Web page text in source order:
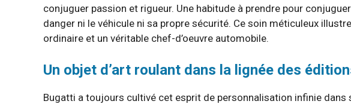
conjuguer passion et rigueur. Une habitude à prendre pour
danger ni le véhicule ni sa propre sécurité. Ce soin méticuleux
ordinaire et un véritable chef-d’oeuvre automobile.
Un objet d’art roulant dans la lignée des
Bugatti a toujours cultivé cet esprit de personnalisation infinie dans